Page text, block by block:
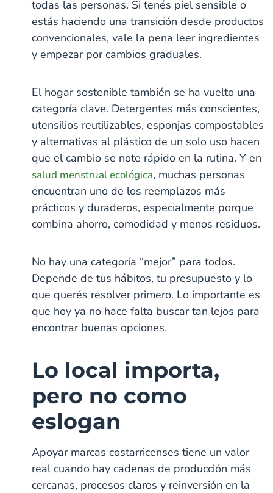
todas las personas. Si tenés piel sensible o
estás haciendo una transición desde productos
convencionales, vale la pena leer ingredientes
y empezar por cambios graduales.
El hogar sostenible también se ha vuelto una
categoría clave. Detergentes más conscientes,
utensilios reutilizables, esponjas compostables
y alternativas al plástico de un solo uso hacen
que el cambio se note rápido en la rutina. Y en
salud menstrual ecológica, muchas personas
encuentran uno de los reemplazos más
prácticos y duraderos, especialmente porque
combina ahorro, comodidad y menos residuos.
No hay una categoría “mejor” para todos.
Depende de tus hábitos, tu presupuesto y lo
que querés resolver primero. Lo importante es
que hoy ya no hace falta buscar tan lejos para
encontrar buenas opciones.
Lo local importa,
pero no como
eslogan
Apoyar marcas costarricenses tiene un valor
real cuando hay cadenas de producción más
cercanas, procesos claros y reinversión en la